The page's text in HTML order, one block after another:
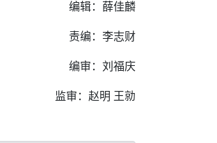
编辑：薛佳麟
责编：李志财
编审：刘福庆
监审：赵明 王勍